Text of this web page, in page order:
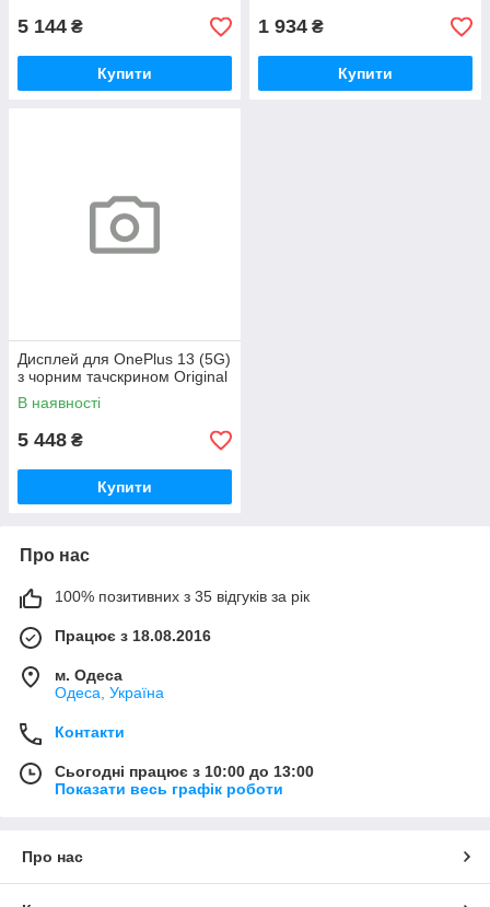
5 144 ₴
Купити
1 934 ₴
Купити
Дисплей для OnePlus 13 (5G)
з чорним тачскрином Original
В наявності
5 448 ₴
Купити
Про нас
100% позитивних з 35 відгуків за рік
Працює з 18.08.2016
м. Одеса
Одеса, Україна
Контакти
Сьогодні працює з 10:00 до 13:00
Показати весь графік роботи
Про нас